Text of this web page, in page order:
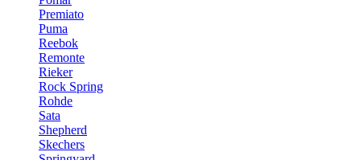
Premiato
Puma
Reebok
Remonte
Rieker
Rock Spring
Rohde
Sata
Shepherd
Skechers